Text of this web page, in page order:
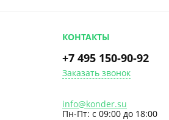
КОНТАКТЫ
+7 495 150-90-92
Заказать звонок
info@konder.su
Пн-Пт: с 09:00 до 18:00